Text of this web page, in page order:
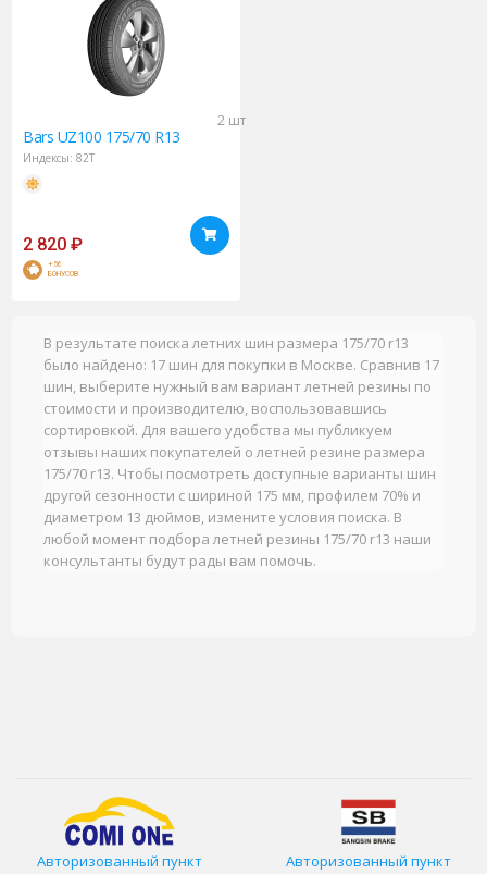
2 шт
Bars UZ100 175/70 R13
Индексы: 82T
2 820 ₽
+56
БОНУСОВ
В результате поиска летних шин размера 175/70 r13
было найдено: 17 шин для покупки в Москве. Сравнив 17
шин, выберите нужный вам вариант летней резины по
стоимости и производителю, воспользовавшись
сортировкой. Для вашего удобства мы публикуем
отзывы наших покупателей о летней резине размера
175/70 r13. Чтобы посмотреть доступные варианты шин
другой сезонности с шириной 175 мм, профилем 70% и
диаметром 13 дюймов, измените условия поиска. В
любой момент подбора летней резины 175/70 r13 наши
консультанты будут рады вам помочь.
Авторизованный пункт
Авторизованный пункт